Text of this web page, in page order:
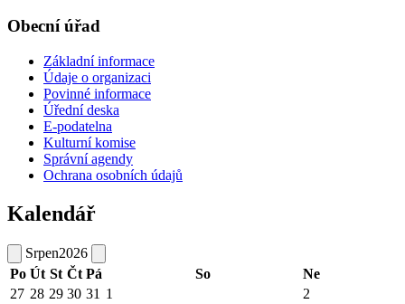
Obecní úřad
Základní informace
Údaje o organizaci
Povinné informace
Úřední deska
E-podatelna
Kulturní komise
Správní agendy
Ochrana osobních údajů
Kalendář
Srpen2026
Po Út St Čt Pá So
Ne
27 28 29 30 31 1 2